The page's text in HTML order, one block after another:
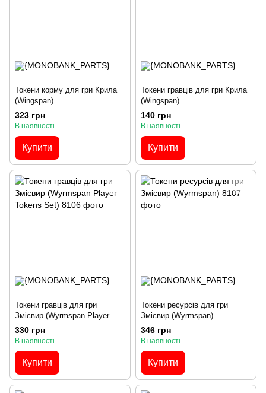
Токени корму для гри Крила
(Wingspan)
323 грн
В наявності
Купити
Токени гравців для гри Крила
(Wingspan)
140 грн
В наявності
Купити
Токени гравців для гри
Змієвир (Wyrmspan Player
Tokens Set)
330 грн
В наявності
Купити
Токени ресурсів для гри
Змієвир (Wyrmspan)
346 грн
В наявності
Купити